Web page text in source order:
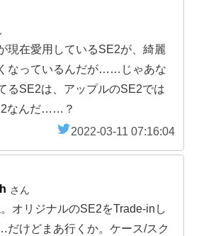
現在愛用しているSE2が、綺麗
なっているんだが……じゃあな
るSE2は、アップルのSE2では
なんだ……？
2022-03-11 07:16:04
さん
オリジナルのSE2をTrade-inし
だけどまあ行くか。ケース/スク